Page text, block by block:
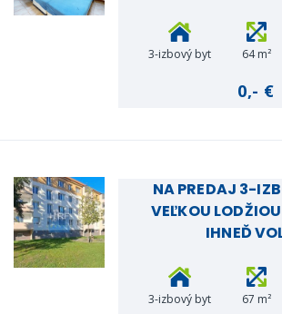
3-izbový byt 64 m²
0,- €
NA PREDAJ 3-
VEĽKOU
IHNEĎ
3-izbový byt 67 m²